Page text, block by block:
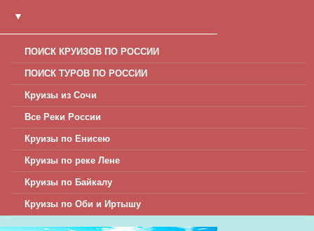
▼
ПОИСК КРУИЗОВ ПО РОССИИ
ПОИСК ТУРОВ ПО РОССИИ
Круизы из Сочи
Все Реки России
Круизы по Енисею
Круизы по реке Лене
Круизы по Байкалу
Круизы по Оби и Иртышу